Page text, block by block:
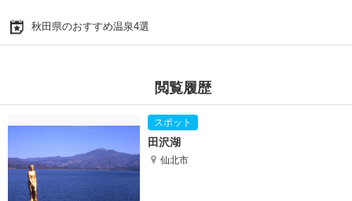
秋田県のおすすめ温泉4選
閲覧履歴
田沢湖
仙北市